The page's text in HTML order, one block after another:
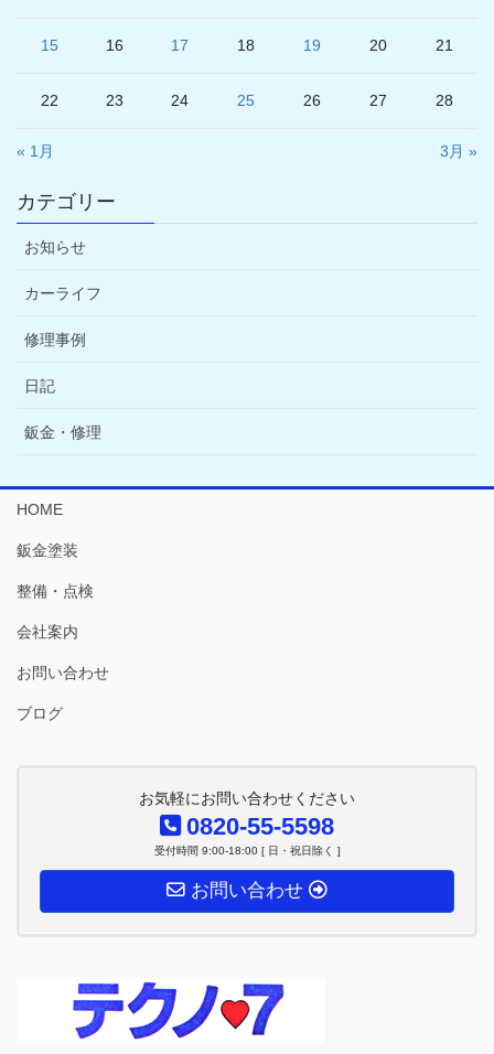
15 16 17 18 19 20 21
22 23 24 25 26 27 28
« 1月 3月 »
カテゴリー
お知らせ
カーライフ
修理事例
日記
鈑金・修理
HOME
鈑金塗装
整備・点検
会社案内
お問い合わせ
ブログ
お気軽にお問い合わせください
0820-55-5598
受付時間 9:00-18:00 [ 日・祝日除く ]
お問い合わせ